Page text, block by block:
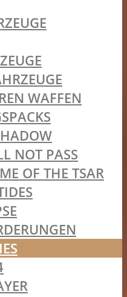
WAFFEN
NOT PASS
OF THE TSAR